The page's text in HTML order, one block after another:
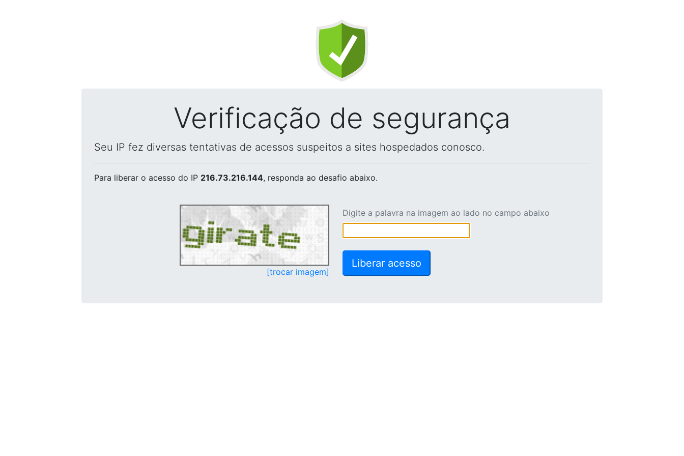
Verificação de segurança
Seu IP fez diversas tentativas de acessos suspeitos a sites hospedados conosco.
Para liberar o acesso do IP 216.73.216.144, responda ao desafio abaixo.
[trocar imagem]
Digite a palavra na imagem ao lado no campo abaixo